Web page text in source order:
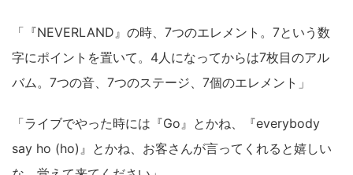
「『NEVERLAND』の時、7つのエレメント。7という数
字にポイントを置いて。4人になってからは7枚目のアル
バム。7つの音、7つのステージ、7個のエレメント」
「ライブでやった時には『Go』とかね、『everybody
say ho (ho)』とかね、お客さんが言ってくれると嬉しい